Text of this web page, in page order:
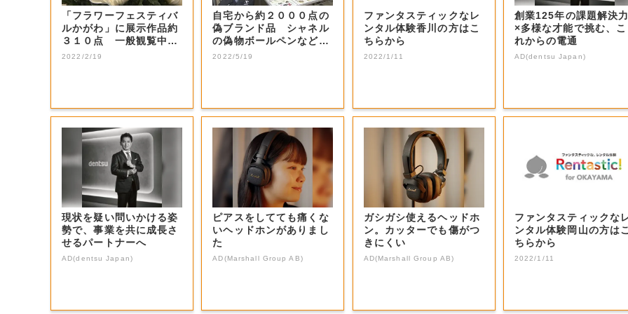
「フラワーフェスティバ
ルかがわ」に展示作品約
３１０点 一般観覧中止
も動画配信を予...
2022/2/19
自宅から約２０００点の
偽ブランド品 シャネル
の偽物ボールペンなど販
売 ５１歳介護...
2022/5/19
ファンタスティックなレ
ンタル体験香川の方はこ
ちらから
2022/1/11
創業125年の課題解決力
×多様な才能で挑む、こ
れからの電通
AD(dentsu Japan)
現状を疑い問いかける姿
勢で、事業を共に成長さ
せるパートナーへ
AD(dentsu Japan)
ピアスをしてても痛くな
いヘッドホンがありまし
た
AD(Marshall Group AB)
ガシガシ使えるヘッドホ
ン。カッターでも傷がつ
きにくい
AD(Marshall Group AB)
ファンタスティックな
ンタル体験岡山の方はこ
ちらから
2022/1/11